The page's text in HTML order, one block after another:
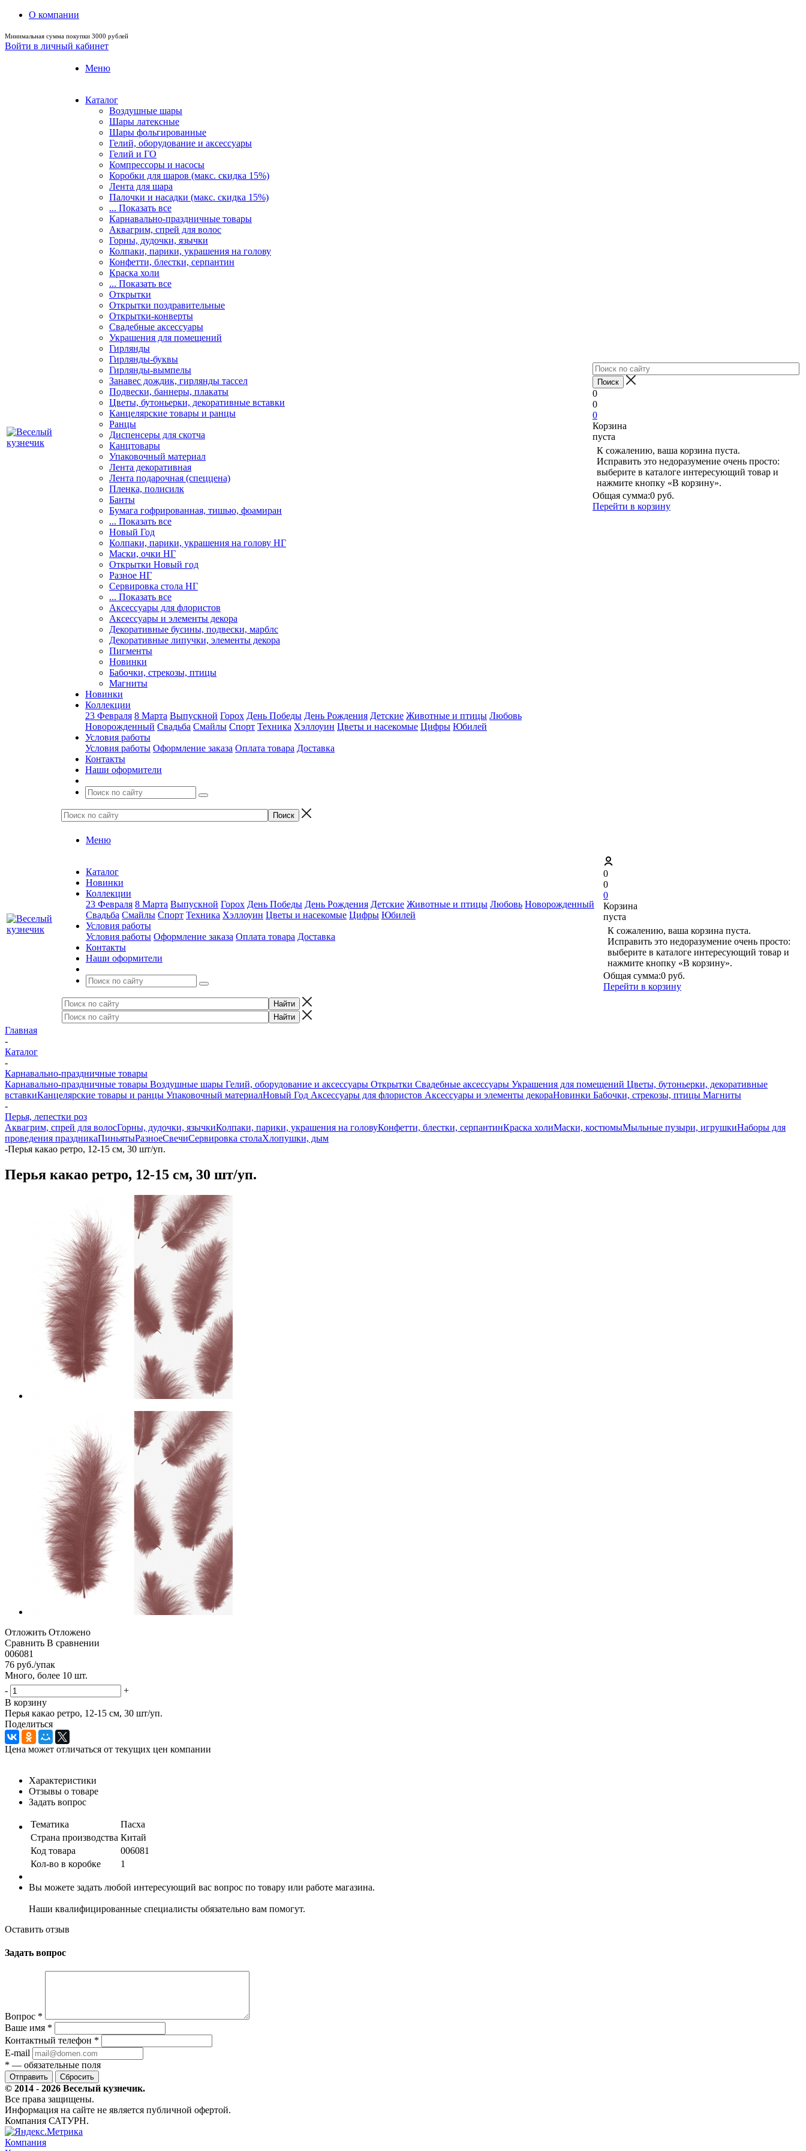
О компании
Минимальная сумма покупки 3000 рублей
Войти в личный кабинет
Меню
Каталог
Воздушные шары
Шары латексные
Шары фольгированные
Гелий, оборудование и аксессуары
Гелий и ГО
Компрессоры и насосы
Коробки для шаров (макс. скидка 15%)
Лента для шара
Палочки и насадки (макс. скидка 15%)
... Показать все
Карнавально-праздничные товары
Аквагрим, спрей для волос
Горны, дудочки, язычки
Колпаки, парики, украшения на голову
Конфетти, блестки, серпантин
Краска холи
... Показать все
Открытки
Открытки поздравительные
Открытки-конверты
Свадебные аксессуары
Украшения для помещений
Гирлянды
Гирлянды-буквы
Гирлянды-вымпелы
Занавес дождик, гирлянды тассел
Подвески, баннеры, плакаты
Цветы, бутоньерки, декоративные вставки
Канцелярские товары и ранцы
Ранцы
Диспенсеры для скотча
Канцтовары
Упаковочный материал
Лента декоративная
Лента подарочная (спеццена)
Пленка, полисилк
Банты
Бумага гофрированная, тишью, фоамиран
... Показать все
Новый Год
Колпаки, парики, украшения на голову НГ
Маски, очки НГ
Открытки Новый год
Разное НГ
Сервировка стола НГ
... Показать все
Аксессуары для флористов
Аксессуары и элементы декора
Декоративные бусины, подвески, марблс
Декоративные липучки, элементы декора
Пигменты
Новинки
Бабочки, стрекозы, птицы
Магниты
Новинки
Коллекции
23 Февраля 8 Марта Выпускной Горох День Победы День Рождения Детские Животные и птицы Любовь
Новорожденный Свадьба Смайлы Спорт Техника Хэллоуин Цветы и насекомые Цифры Юбилей
Условия работы
Условия работы Оформление заказа Оплата товара Доставка
Контакты
Наши оформители
0
0
0
Корзина
пуста
К сожалению, ваша корзина пуста.
Исправить это недоразумение очень просто:
выберите в каталоге интересующий товар и
нажмите кнопку «В корзину».
Общая сумма:0 руб.
Перейти в корзину
Меню
Каталог
Новинки
Коллекции
23 Февраля 8 Марта Выпускной Горох День Победы День Рождения Детские Животные и птицы Любовь Новорожденный
Свадьба Смайлы Спорт Техника Хэллоуин Цветы и насекомые Цифры Юбилей
Условия работы
Условия работы Оформление заказа Оплата товара Доставка
Контакты
Наши оформители
0
0
0
Корзина
пуста
К сожалению, ваша корзина пуста.
Исправить это недоразумение очень просто:
выберите в каталоге интересующий товар и
нажмите кнопку «В корзину».
Общая сумма:0 руб.
Перейти в корзину
Главная
-
Каталог
-
Карнавально-праздничные товары
Карнавально-праздничные товары Воздушные шары Гелий, оборудование и аксессуары Открытки Свадебные аксессуары Украшения для помещений Цветы, бутоньерки, декоративные
вставкиКанцелярские товары и ранцы Упаковочный материалНовый Год Аксессуары для флористов Аксессуары и элементы декораНовинки Бабочки, стрекозы, птицы Магниты
-
Перья, лепестки роз
Аквагрим, спрей для волосГорны, дудочки, язычкиКолпаки, парики, украшения на головуКонфетти, блестки, серпантинКраска холиМаски, костюмыМыльные пузыри, игрушкиНаборы для
проведения праздникаПиньятыРазноеСвечиСервировка столаХлопушки, дым
-Перья какао ретро, 12-15 см, 30 шт/уп.
Перья какао ретро, 12-15 см, 30 шт/уп.
Отложить Отложено
Сравнить В сравнении
006081
76 руб./упак
Много, более 10 шт.
-
+
В корзину
Перья какао ретро, 12-15 см, 30 шт/уп.
Поделиться
Цена может отличаться от текущих цен компании
Характеристики
Отзывы о товаре
Задать вопрос
Тематика
Пасха
Страна производства Китай
Код товара
006081
Кол-во в коробке
1
Вы можете задать любой интересующий вас вопрос по товару или работе магазина.
Наши квалифицированные специалисты обязательно вам помогут.
Оставить отзыв
Задать вопрос
Вопрос *
Ваше имя *
Контактный телефон *
E-mail
* — обязательные поля
Сбросить
© 2014 - 2026 Веселый кузнечик.
Все права защищены.
Информация на сайте не является публичной офертой.
Компания САТУРН.
Компания